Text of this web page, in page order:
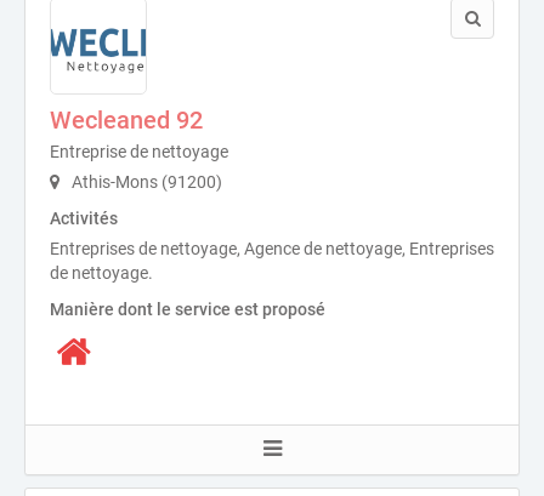
Wecleaned 92
Entreprise de nettoyage
Athis-Mons (91200)
Activités
Entreprises de nettoyage, Agence de nettoyage, Entreprises
de nettoyage.
Manière dont le service est proposé